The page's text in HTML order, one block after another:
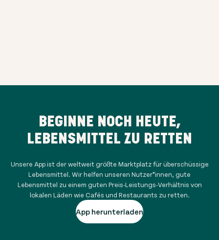
BEGINNE NOCH HEUTE,
LEBENSMITTEL ZU RETTEN
Unsere App ist der weltweit größte Marktplatz für überschüssige
Lebensmittel. Wir helfen unseren Nutzer*innen, gute
Lebensmittel zu einem guten Preis-Leistungs-Verhältnis von
lokalen Läden wie Cafés und Restaurants zu retten.
App herunterladen